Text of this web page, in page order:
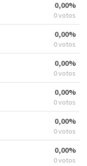
0,00%
0 votos
0,00%
0 votos
0,00%
0 votos
0,00%
0 votos
0,00%
0 votos
0,00%
0 votos